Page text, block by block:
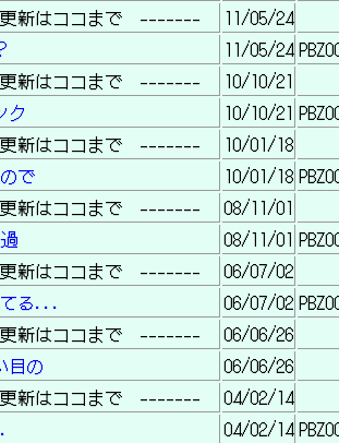
新はココまで　-------
11/05/24
立った？
11/05/24
新はココまで　-------
10/10/21
らのリンク
10/10/21
新はココまで　-------
10/01/18
経ったので
10/01/18
新はココまで　-------
08/11/01
年以上経過
08/11/01
新はココまで　-------
06/07/02
があいてる...
06/07/02
新はココまで　-------
06/06/26
優しい目の
06/06/26
新はココまで　-------
04/02/14
って...
04/02/14